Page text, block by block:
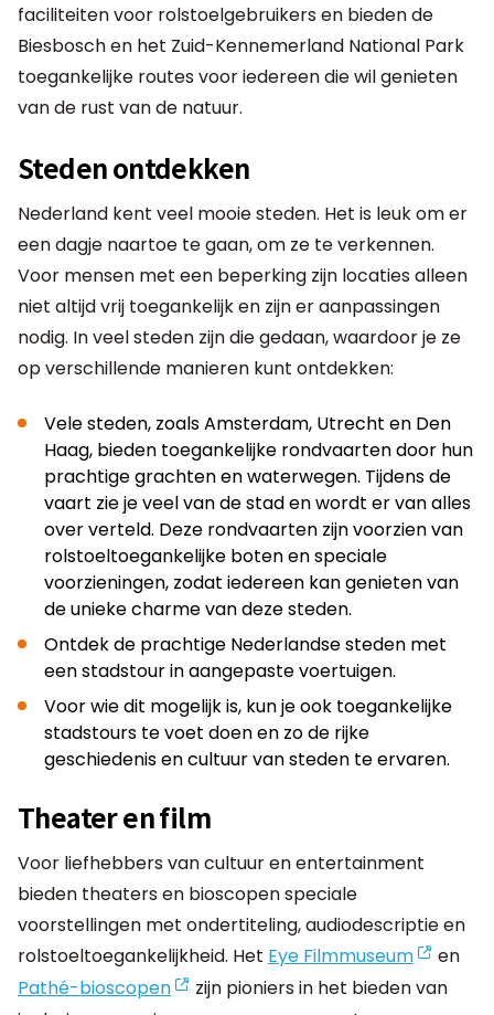
faciliteiten voor rolstoelgebruikers en bieden de
Biesbosch en het Zuid-Kennemerland National Park
toegankelijke routes voor iedereen die wil genieten
van de rust van de natuur.
Steden ontdekken
Nederland kent veel mooie steden. Het is leuk om er
een dagje naartoe te gaan, om ze te verkennen.
Voor mensen met een beperking zijn locaties alleen
niet altijd vrij toegankelijk en zijn er aanpassingen
nodig. In veel steden zijn die gedaan, waardoor je ze
op verschillende manieren kunt ontdekken:
Vele steden, zoals Amsterdam, Utrecht en Den
Haag, bieden toegankelijke rondvaarten door hun
prachtige grachten en waterwegen. Tijdens de
vaart zie je veel van de stad en wordt er van alles
over verteld. Deze rondvaarten zijn voorzien van
rolstoeltoegankelijke boten en speciale
voorzieningen, zodat iedereen kan genieten van
de unieke charme van deze steden.
Ontdek de prachtige Nederlandse steden met
een stadstour in aangepaste voertuigen.
Voor wie dit mogelijk is, kun je ook toegankelijke
stadstours te voet doen en zo de rijke
geschiedenis en cultuur van steden te ervaren.
Theater en film
Voor liefhebbers van cultuur en entertainment
bieden theaters en bioscopen speciale
voorstellingen met ondertiteling, audiodescriptie en
rolstoeltoegankelijkheid. Het Eye Filmmuseum
en
Pathé-bioscopen
zijn pioniers in het bieden van